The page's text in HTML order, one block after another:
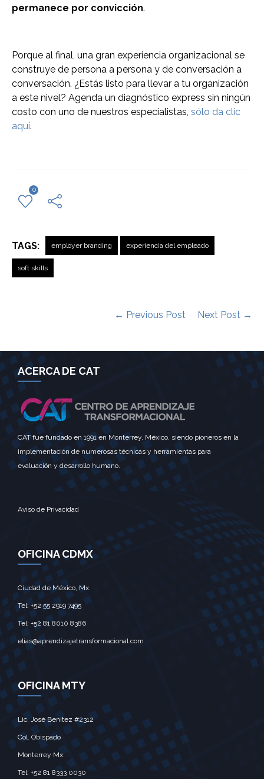
permanece por convicción.
Porque al final, una gran experiencia organizacional se
construye de persona a persona y de conversación a
conversación. ¿Estás listo para llevar a tu organización
a este nivel? Agenda un diagnóstico express sin ningún
costo con uno de nuestros especialistas, sólo da clic
aquí.
0
TAGS: employer branding experiencia del empleado
soft skills
← Previous Post Next Post →
ACERCA DE CAT
CAT fue fundado en 1991 en Monterrey, México, siendo pioneros en la
implementación de numerosas técnicas y herramientas para
evaluación y desarrollo humano.
Aviso de Privacidad
OFICINA CDMX
Ciudad de México, Mx.‎
Tel: +52 55 2919 7495‎
Tel: +52 81 8010 8386
elias@aprendizajetransformacional.com
OFICINA MTY
Lic. José Benitez #2312
Col. Obispado
Monterrey Mx.‎
Tel: +52 81 8333 0030